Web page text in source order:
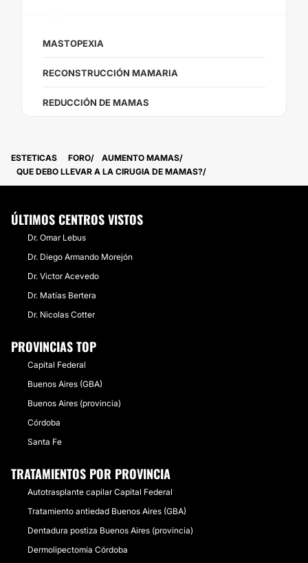
MASTOPEXIA
RECONSTRUCCIÓN MAMARIA
REDUCCIÓN DE MAMAS
ESTETICAS FORO
AUMENTO MAMAS
QUE DEBO LLEVAR A LA CIRUGIA DE MAMAS?
ÚLTIMOS CENTROS VISTOS
Dr. Omar Lebus
Dr. Diego Armando Morejón
Dr. Victor Acevedo
Dr. Matías Bertera
Dr. Nicolas Cotter
PROVINCIAS TOP
Capital Federal
Buenos Aires (GBA)
Buenos Aires (provincia)
Córdoba
Santa Fe
TRATAMIENTOS POR PROVINCIA
Autotrasplante capilar Capital Federal
Tratamiento antiedad Buenos Aires (GBA)
Dentadura postiza Buenos Aires (provincia)
Dermolipectomía Córdoba